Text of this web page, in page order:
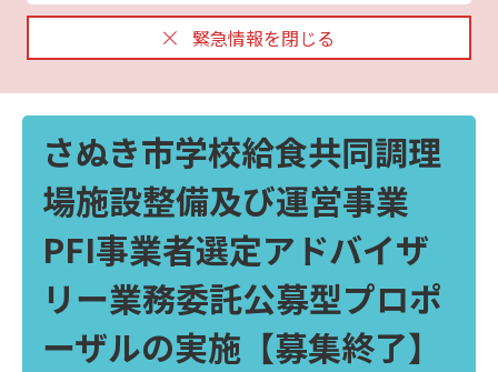
緊急情報を閉じる
さぬき市学校給食共同調理
場施設整備及び運営事業
PFI事業者選定アドバイザ
リー業務委託公募型プロポ
ーザルの実施【募集終了】